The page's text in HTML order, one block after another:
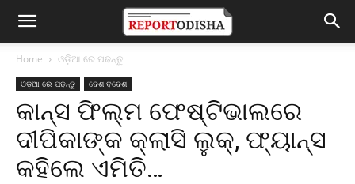
Home ଓଡ଼ିଆ ରେ ପଢନ୍ତୁ
ଓଡ଼ିଆ ରେ ପଢନ୍ତୁ ଦେଶ ବିଦେଶ
କାନ୍ସ ଫିଲ୍ମ ଫେଷ୍ଟିଭାଲରେ
ଦୀପିକାଙ୍କ କ୍ଲାସି ଲୁକ୍, ଫ୍ୟାନ୍ସ
କହିଲେ ଏମିତି…